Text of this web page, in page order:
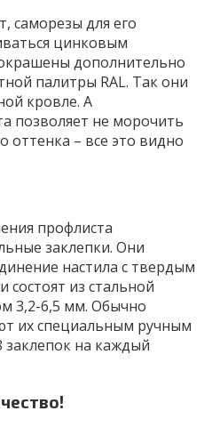
саморезы для его
цинковым
дополнительно
палитры RAL. Так они
кровле. А
позволяет не морочить
оттенка – все это видно
профлиста
заклепки. Они
настила с твердым
из стальной
3,2-6,5 мм. Обычно
их специальным ручным
заклепок на каждый